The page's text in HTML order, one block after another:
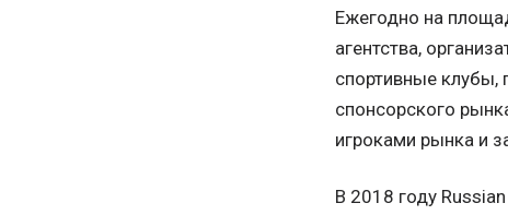
Ежегодно на
агентства,
спортивные клубы,
спонсорского
игроками рынка и
В 2018 году